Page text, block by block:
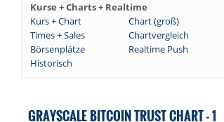
Kurse + Charts + Realtime
Kurs + Chart
Chart (groß)
Times + Sales
Chartvergleich
Börsenplätze
Realtime Push
Historisch
GRAYSCALE BITCOIN TRUST CHART - 1